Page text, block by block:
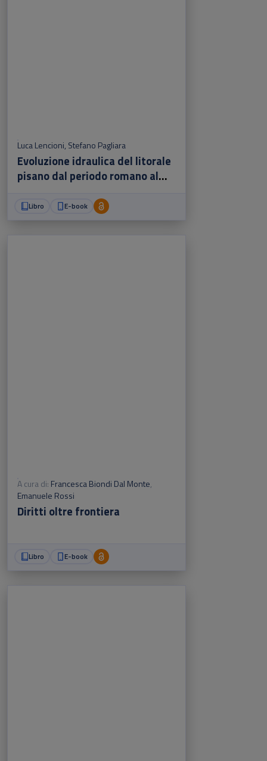
Luca Lencioni, Stefano Pagliara
Evoluzione idraulica del litorale
pisano dal periodo romano al
Libro E-book
A cura di: Francesca Biondi Dal Monte,
Emanuele Rossi
Diritti oltre frontiera
Libro E-book